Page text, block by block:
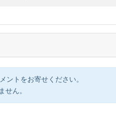
ントをお寄せください。
ん。